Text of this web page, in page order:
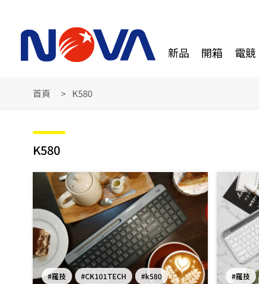
新品 開箱 電競
首頁 K580
K580
#羅技 #CK101TECH
#k580
#羅技